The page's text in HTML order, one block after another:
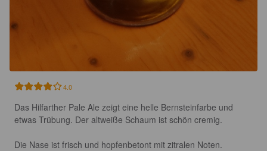
4.0
Das Hilfarther Pale Ale zeigt eine helle Bernsteinfarbe und
etwas Trübung. Der altweiße Schaum ist schön cremig.
Die Nase ist frisch und hopfenbetont mit zitralen Noten.